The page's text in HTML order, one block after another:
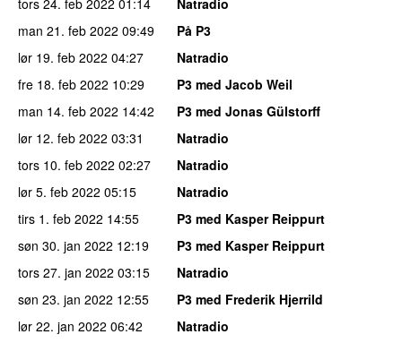
tors 24. feb 2022 01:14
Natradio
man 21. feb 2022 09:49
På P3
lør 19. feb 2022 04:27
Natradio
fre 18. feb 2022 10:29
P3 med Jacob Weil
man 14. feb 2022 14:42
P3 med Jonas Gülstorff
lør 12. feb 2022 03:31
Natradio
tors 10. feb 2022 02:27
Natradio
lør 5. feb 2022 05:15
Natradio
tirs 1. feb 2022 14:55
P3 med Kasper Reippurt
søn 30. jan 2022 12:19
P3 med Kasper Reippurt
tors 27. jan 2022 03:15
Natradio
søn 23. jan 2022 12:55
P3 med Frederik Hjerrild
lør 22. jan 2022 06:42
Natradio